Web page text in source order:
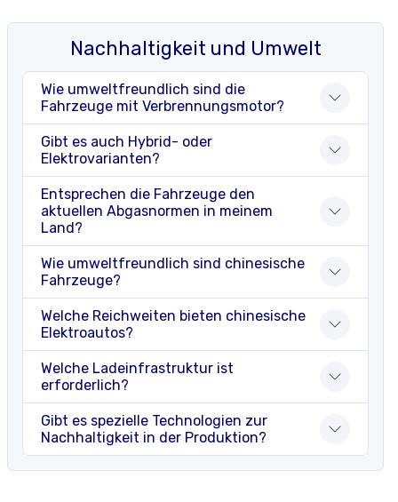
Nachhaltigkeit und Umwelt
Wie umweltfreundlich sind die
Fahrzeuge mit Verbrennungsmotor?
Gibt es auch Hybrid- oder
Elektrovarianten?
Entsprechen die Fahrzeuge den
aktuellen Abgasnormen in meinem
Land?
Wie umweltfreundlich sind chinesische
Fahrzeuge?
Welche Reichweiten bieten chinesische
Elektroautos?
Welche Ladeinfrastruktur ist
erforderlich?
Gibt es spezielle Technologien zur
Nachhaltigkeit in der Produktion?